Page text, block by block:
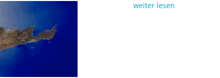
weiter lesen